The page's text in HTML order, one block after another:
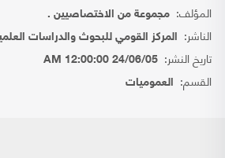
المؤلف: مجموعة من الاختصاصيين .
الناشر: المركز القومي للبحوث والدراسات
تاريخ النشر: 24/06/05 12:00:00 AM
القسم: العموميات